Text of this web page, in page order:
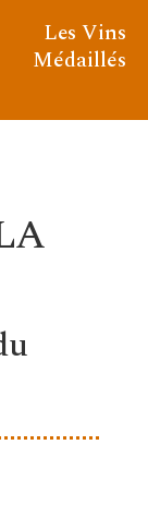
Les Vins
Médaillés